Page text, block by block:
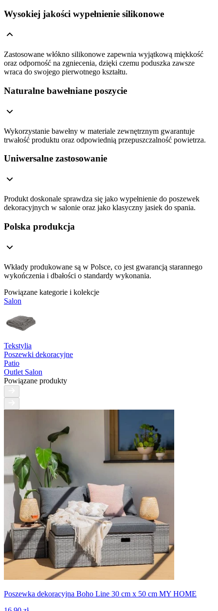
Wysokiej jakości wypełnienie silikonowe
Zastosowane włókno silikonowe zapewnia wyjątkową miękkość
oraz odporność na zgniecenia, dzięki czemu poduszka zawsze
wraca do swojego pierwotnego kształtu.
Naturalne bawełniane poszycie
Wykorzystanie bawełny w materiale zewnętrznym gwarantuje
trwałość produktu oraz odpowiednią przepuszczalność powietrza.
Uniwersalne zastosowanie
Produkt doskonale sprawdza się jako wypełnienie do poszewek
dekoracyjnych w salonie oraz jako klasyczny jasiek do spania.
Polska produkcja
Wkłady produkowane są w Polsce, co jest gwarancją starannego
wykończenia i dbałości o standardy wykonania.
Powiązane kategorie i kolekcje
Salon
Tekstylia
Poszewki dekoracyjne
Patio
Outlet Salon
Powiązane produkty
Poszewka dekoracyjna Boho Line 30 cm x 50 cm MY HOME